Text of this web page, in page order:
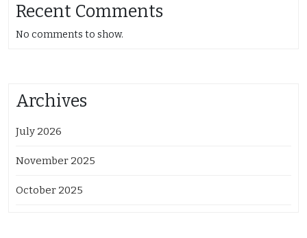
Recent Comments
No comments to show.
Archives
July 2026
November 2025
October 2025